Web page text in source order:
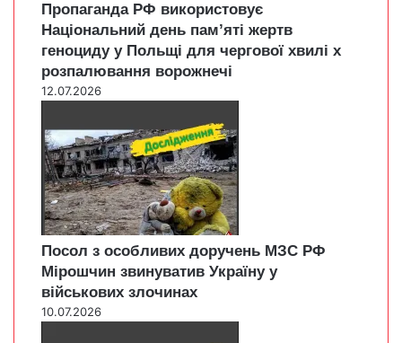
Пропаганда РФ використовує
Національний день пам’яті жертв
геноциду у Польщі для чергової хвилі х
розпалювання ворожнечі
12.07.2026
Посол з особливих доручень МЗС РФ
Мірошчин звинуватив Україну у
військових злочинах
10.07.2026